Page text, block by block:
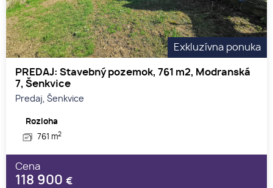
Exkluzívna ponuka
PREDAJ: Stavebný pozemok, 761 m2, Modranská
7, Šenkvice
Predaj, Šenkvice
Rozloha
761 m2
Cena
118 900 €